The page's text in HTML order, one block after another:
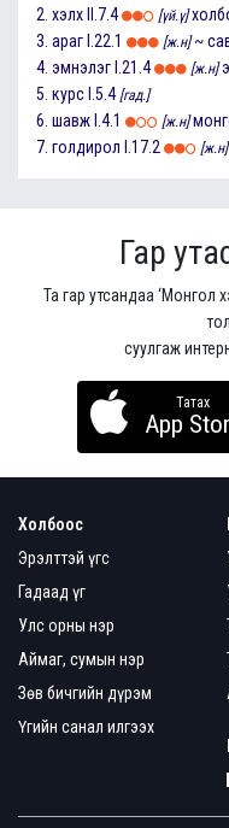
2. хэлх II.7.4 [үй.ү]
3. араг I.22.1 [ж.н] ~
4. эмнэлэг I.21.4 [ж.н]
5. курс I.5.4 [гад.]
6. шавж I.4.1 [ж.н]
7. голдирол I.17.2 [ж.н]
Гар
Та гар утсандаа ‘Монгол
суулгаж
Татах
App
Холбоос
Эрэлттэй үгс
Гадаад үг
Улс орны нэр
Аймаг, сумын нэр
Зөв бичгийн дүрэм
Үгийн санал илгээх